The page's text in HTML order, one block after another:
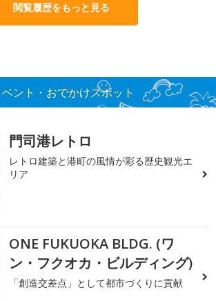
閲覧履歴をもっと見る
ント・おでかけスポット
門司港レトロ
レトロ建築と港町の風情が彩る歴史観光エ
リア
ONE FUKUOKA BLDG. (ワ
ン・フクオカ・ビルディング)
「創造交差点」として都市づくりに貢献